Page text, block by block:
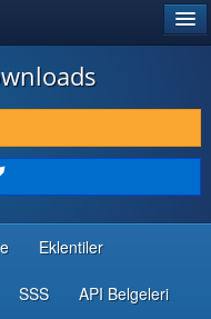
Eklentiler
SSS API Belgeleri